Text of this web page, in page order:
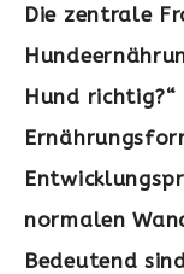
Die zentrale
Hund
normalen
Bedeutend